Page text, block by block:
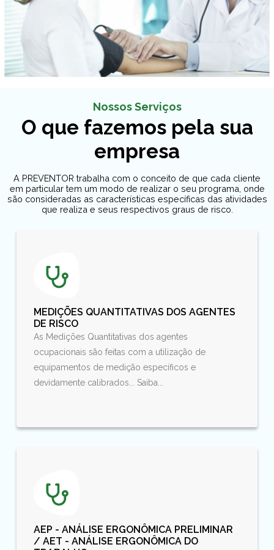
Nossos Serviços
O que fazemos pela sua
empresa
A PREVENTOR trabalha com o conceito de que cada cliente
em particular tem um modo de realizar o seu programa, onde
são consideradas as características específicas das atividades
que realiza e seus respectivos graus de risco.
MEDIÇÕES QUANTITATIVAS DOS AGENTES
DE RISCO
As Medições Quantitativas dos agentes
ocupacionais são feitas com a utilização de
equipamentos de medição específicos e
devidamente calibrados... Saiba...
AEP - ANÁLISE ERGONÔMICA PRELIMINAR
/ AET - ANÁLISE ERGONÔMICA DO